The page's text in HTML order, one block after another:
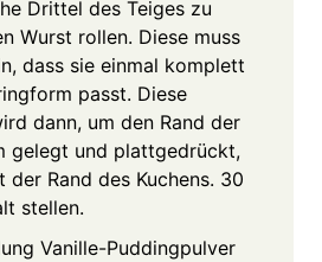
Drittel des Teiges zu
Wurst rollen. Diese muss
dass sie einmal komplett
passt. Diese
dann, um den Rand der
gelegt und plattgedrückt,
der Rand des Kuchens. 30
stellen.
Vanille-Puddingpulver